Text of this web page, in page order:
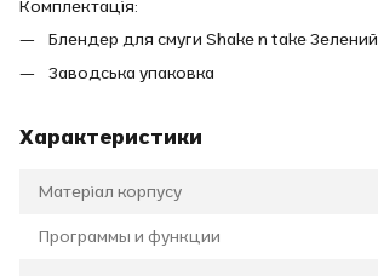
Комплектація:
Блендер для смуги Shake n take Зелений
Заводська упаковка
Характеристики
Матеріал корпусу
Программы и функции